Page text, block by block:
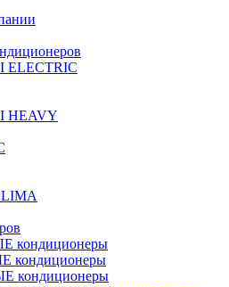
ELECTRIC
HEAVY
кондиционеры
кондиционеры